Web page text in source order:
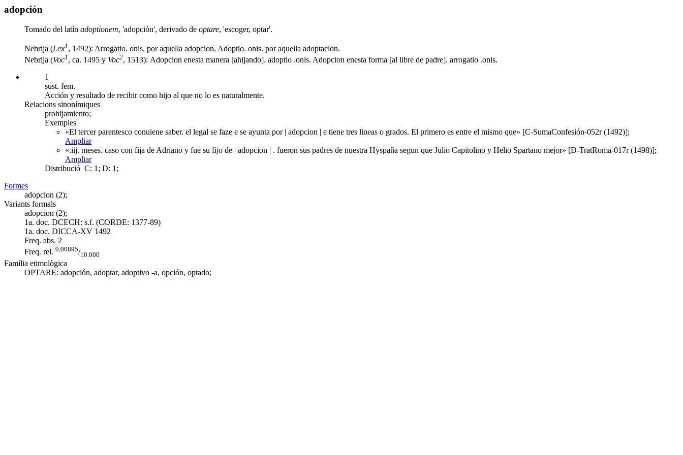
adopción
Tomado del latín adoptionem, 'adopción', derivado de optare, 'escoger, optar'.
Nebrija (Lex1 , 1492): Arrogatio. onis. por aquella adopcion. Adoptio. onis. por aquella adoptacion.
Nebrija (Voc1 , ca. 1495 y Voc2, 1513): Adopcion enesta manera [ahijando]. adoptio .onis. Adopcion enesta forma [al libre de padre]. arrogatio .onis.
1
sust. fem.
Acción y resultado de recibir como hijo al que no lo es naturalmente.
Relacions sinonímiques
prohijamiento;
Exemples
«El tercer parentesco conuiene saber. el legal se faze e se ayunta por | adopcion | e tiene tres lineas o grados. El primero es entre el mismo que» [C-SumaConfesión-052r (1492)];
Ampliar
«.iij. meses. caso con fija de Adriano y fue su fijo de | adopcion | . fueron sus padres de nuestra Hyspaña segun que Julio Capitolino y Helio Spartano mejor» [D-TratRoma-017r (1498)];
Ampliar
Distribució C: 1; D: 1;
Formes
adopcion (2);
Variants formals
adopcion (2);
1a. doc. DCECH: s.f. (CORDE: 1377-89)
1a. doc. DICCA-XV 1492
Freq. abs. 2
Freq. rel. 0,00895/10.000
Família etimològica
OPTARE: adopción, adoptar, adoptivo -a, opción, optado;